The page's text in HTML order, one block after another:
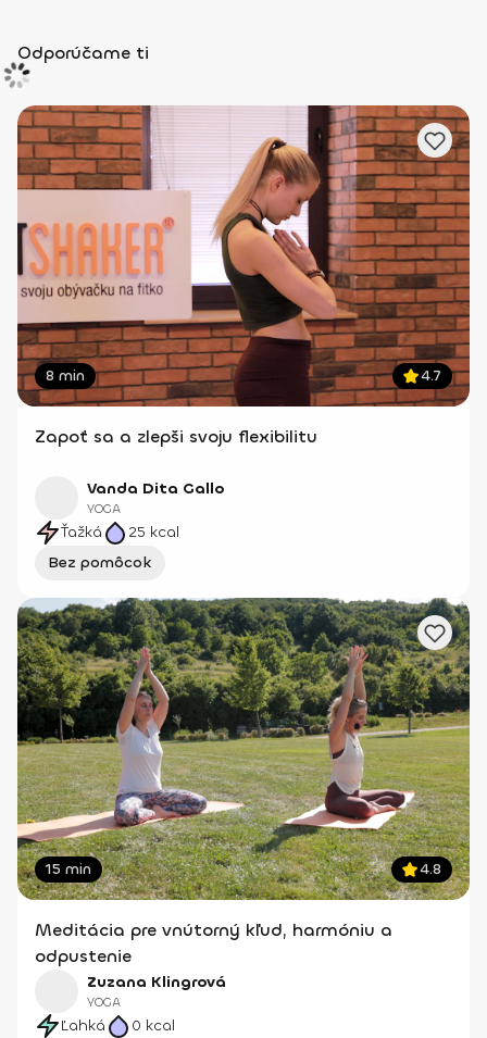
Odporúčame ti
8 min 4.7
Zapoť sa a zlepši svoju flexibilitu
Vanda Dita Gallo
YOGA
Ťažká 25 kcal
Bez pomôcok
15 min 4.8
Meditácia pre vnútorný kľud, harmóniu a
odpustenie
Zuzana Klingrová
YOGA
Ľahká 0 kcal